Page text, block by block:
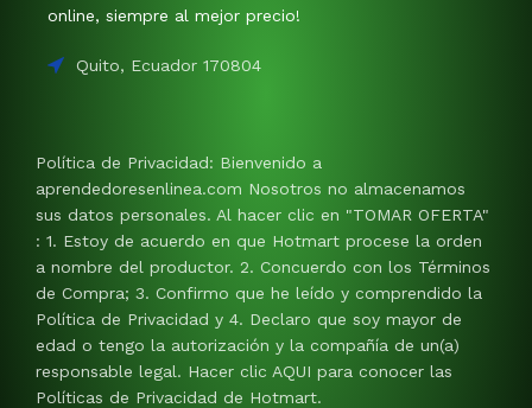
online, siempre al mejor precio!
Quito, Ecuador 170804
Política de Privacidad: Bienvenido a
aprendedoresenlinea.com Nosotros no almacenamos
sus datos personales. Al hacer clic en "TOMAR OFERTA"
: 1. Estoy de acuerdo en que Hotmart procese la orden
a nombre del productor. 2. Concuerdo con los Términos
de Compra; 3. Confirmo que he leído y comprendido la
Política de Privacidad y 4. Declaro que soy mayor de
edad o tengo la autorización y la compañía de un(a)
responsable legal. Hacer clic AQUI para conocer las
Políticas de Privacidad de Hotmart.